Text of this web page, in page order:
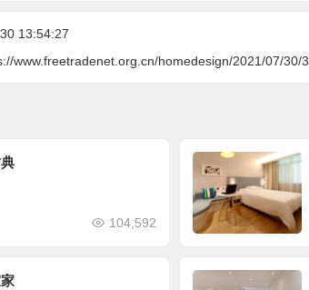
13:54:27
www.freetradenet.org.cn/homedesign/2021/07/30/
104,592